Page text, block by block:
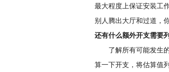
最大程度上保证安装工
别人腾出大厅和过道，
还有什么额外开支需要
了解所有可能发生的
算一下开支，将估算值